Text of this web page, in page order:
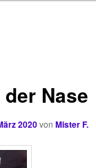
Nase
2020vonMister F.